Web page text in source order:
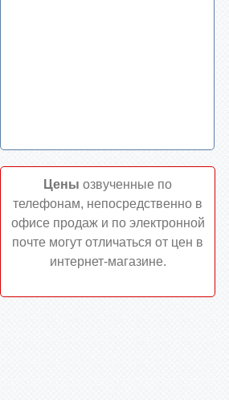
Цены озвученные по
телефонам, непосредственно в
офисе продаж и по электронной
почте могут отличаться от цен в
интернет-магазине.